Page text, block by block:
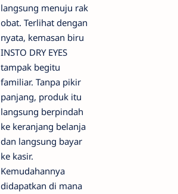
langsung menuju rak
obat. Terlihat dengan
nyata, kemasan biru
INSTO DRY EYES
tampak begitu
familiar. Tanpa pikir
panjang, produk itu
langsung berpindah
ke keranjang belanja
dan langsung bayar
ke kasir.
Kemudahannya
didapatkan di mana